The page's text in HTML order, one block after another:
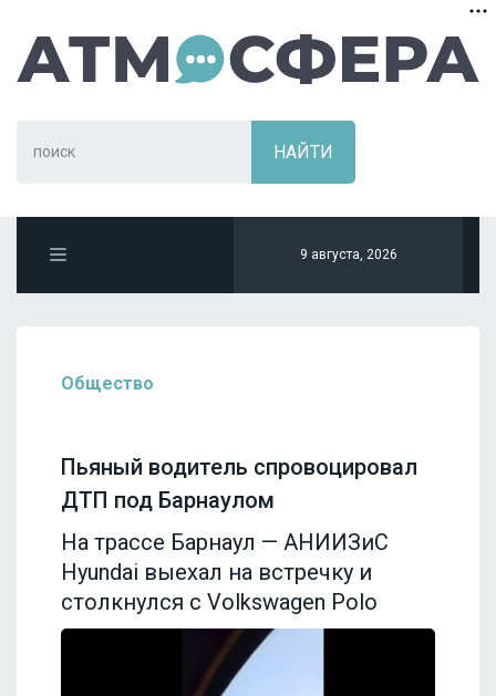
9 августа, 2026
Общество
Пьяный водитель спровоцировал
ДТП под Барнаулом
На трассе Барнаул — АНИИЗиС
Hyundai выехал на встречку и
столкнулся с Volkswagen Polo